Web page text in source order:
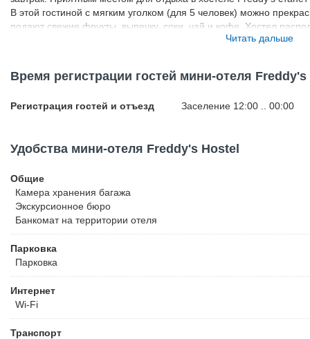
В этой гостиной с мягким уголком (для 5 человек) можно
подают свежие фрукты, выпечку, соки, чай и кофе. Хостел
Национального исторического музея и в 300 метрах от
Читать дальше
Время регистрации гостей мини-отеля
Регистрация гостей и отъезд Заселение 12:00 .. 00:00
Удобства мини-отеля Freddy's Hostel
Общие
Камера хранения багажа
Экскурсионное бюро
Банкомат на территории отеля
Парковка
Парковка
Интернет
Wi-Fi
Транспорт